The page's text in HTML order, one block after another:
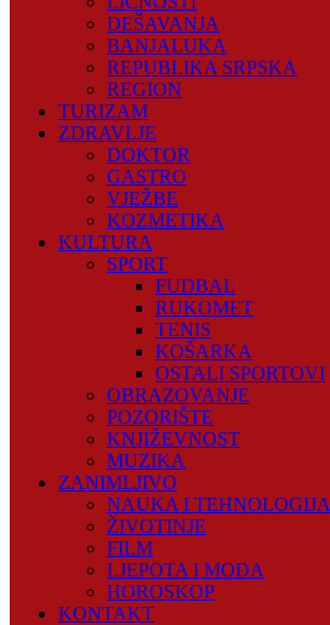
DEŠAVANJA
BANJALUKA
REPUBLIKA SRPSKA
REGION
TURIZAM
ZDRAVLJE
DOKTOR
GASTRO
VJEŽBE
KOZMETIKA
KULTURA
SPORT
FUDBAL
RUKOMET
TENIS
KOŠARKA
OSTALI SPORTOVI
OBRAZOVANJE
POZORIŠTE
KNJIŽEVNOST
MUZIKA
ZANIMLJIVO
NAUKA I TEHNOLOGIJA
ŽIVOTINJE
FILM
LJEPOTA I MODA
HOROSKOP
KONTAKT